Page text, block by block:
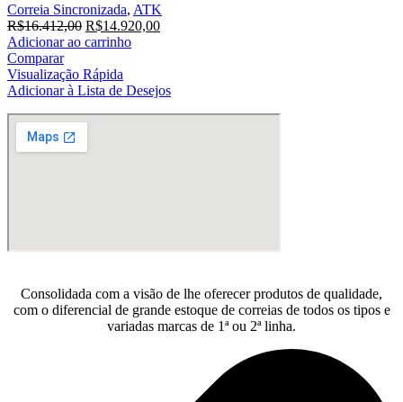
Correia Sincronizada, ATK
R$16.412,00 O
preço
era:
R$16.412,00.
R$14.920,00O
R$14.920,00.
Adicionar ao carrinho
Comparar
Visualização Rápida
Adicionar à Lista de Desejos
Consolidada com a visão de lhe oferecer produtos de qualidade,
com o diferencial de grande estoque de correias de todos os tipos e
variadas marcas de 1ª ou 2ª linha.